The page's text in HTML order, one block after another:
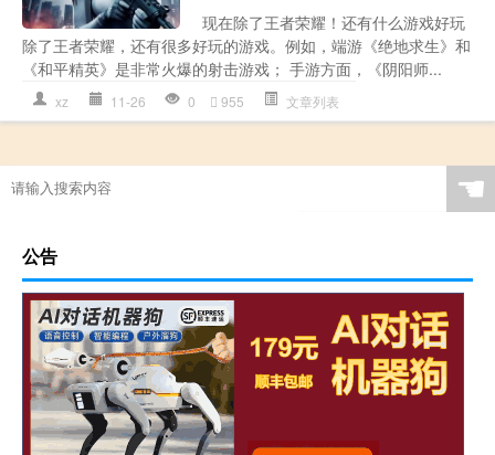
现在除了王者荣耀！还有什么游戏好玩
除了王者荣耀，还有很多好玩的游戏。例如，端游《绝地求生》和
《和平精英》是非常火爆的射击游戏； 手游方面，《阴阳师...
xz 11-26 0 955 文章列表
☚
公告